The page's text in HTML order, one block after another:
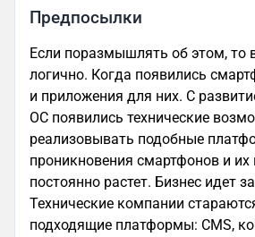
Предпосылки
Если поразмышлять об этом, то
логично. Когда появились
и приложения для них. С
ОС появились технические
реализовывать подобные
проникновения смартфонов и их
постоянно растет. Бизнес идет
Технические компании
подходящие платформы: CMS,